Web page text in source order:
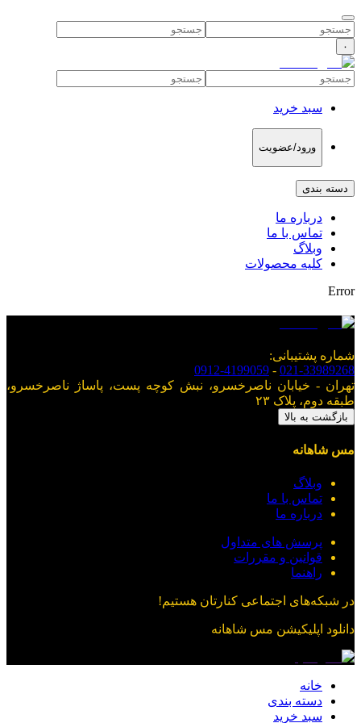
۰
سبد خرید
ورود/عضویت
دسته بندی
درباره ما
تماس با ما
وبلاگ
کلیه محصولات
Error
شماره پشتیبانی:
021-33989268
-
0912-4199059
تهران - خیابان ناصرخسرو، نبش کوچه پست، پاساژ ناصرخسرو،
طبقه دوم، پلاک ۲۳
بازگشت به بالا
مس شاهانه
وبلاگ
تماس با ما
درباره ما
پرسش های متداول
قوانین و مقررات
راهنما
در شبکه‌های اجتماعی کنارتان هستیم!
دانلود اپلیکیشن مس شاهانه
خانه
دسته بندی
سبد خرید